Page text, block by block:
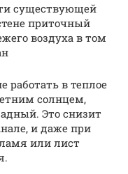
существующей
приточный
воздуха в том
работать в теплое
солнцем,
Это снизит
и даже при
или лист